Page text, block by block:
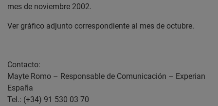
mes de noviembre 2002.
Ver gráfico adjunto correspondiente al mes de octubre.
Contacto:
Mayte Romo – Responsable de Comunicación – Experian
España
Tel.: (+34) 91 530 03 70